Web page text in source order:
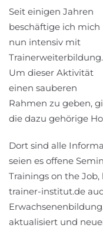
Seit einigen Jahren
beschäftige ich mich
nun intensiv mit
Trainerweiterbildung.
Um dieser Aktivität
einen sauberen
Rahmen zu geben,
die dazu gehörige
Dort sind alle
seien es offene
Trainings on the
trainer-institut.de
aktualisiert und